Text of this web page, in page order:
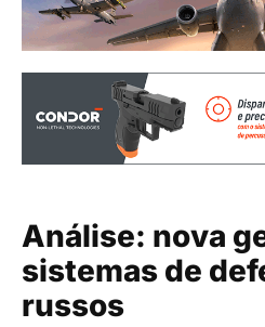
Análise: nova
sistemas de
russos